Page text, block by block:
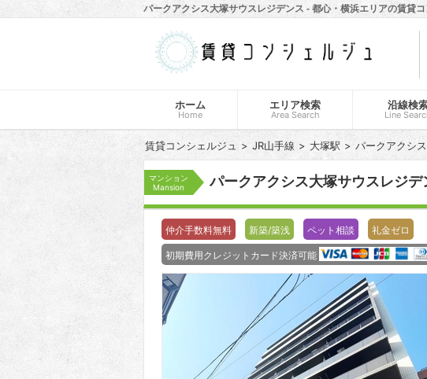
パークアクシス大塚サウスレジデンス - 都心・横浜エリアの賃貸
ホーム
Home
エリア検索
Area Search
沿線検
Line
賃貸コンシェルジュ JR山手線 大塚駅 パークアクシ
マンション
Mansion
パークアクシス大塚サウスレジデ
仲介手数料無料 新築/築浅 ペット相談 礼金ゼロ
初期費用クレジットカード決済可能